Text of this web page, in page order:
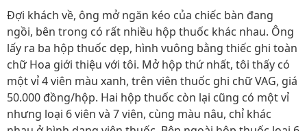
Đợi khách về, ông mở ngăn kéo của chiếc bàn đang
ngồi, bên trong có rất nhiều hộp thuốc khác nhau. Ông
lấy ra ba hộp thuốc dẹp, hình vuông bằng thiếc ghi toàn
chữ Hoa giới thiệu với tôi. Mở hộp thứ nhất, tôi thấy có
một vỉ 4 viên màu xanh, trên viên thuốc ghi chữ VAG, giá
50.000 đồng/hộp. Hai hộp thuốc còn lại cũng có một vỉ
nhưng loại 6 viên và 7 viên, cùng màu nâu, chỉ khác